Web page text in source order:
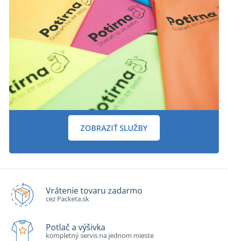
ZOBRAZIŤ SLUŽBY
Vrátenie tovaru zadarmo
cez Packeta.sk
Potlač a výšivka
kompletný servis na jednom mieste